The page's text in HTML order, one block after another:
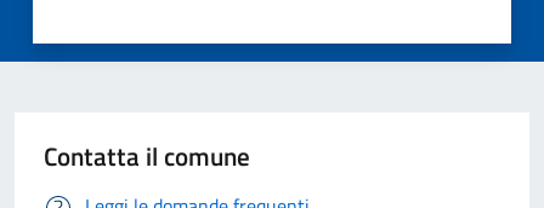
Contatta il comune